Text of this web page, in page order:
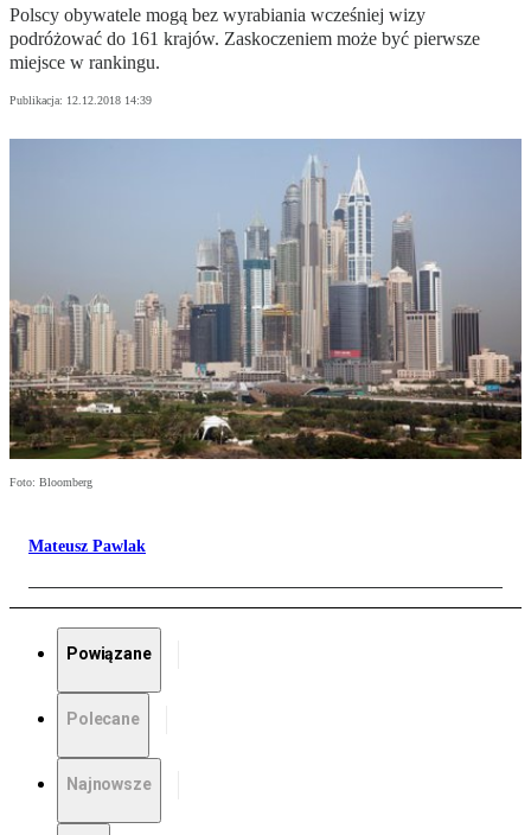
Polscy obywatele mogą bez wyrabiania wcześniej wizy
podróżować do 161 krajów. Zaskoczeniem może być pierwsze
miejsce w rankingu.
Publikacja: 12.12.2018 14:39
Foto: Bloomberg
Mateusz Pawlak
Powiązane
Polecane
Najnowsze